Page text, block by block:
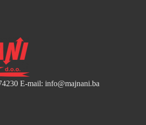
E-mail: info@majnani.ba